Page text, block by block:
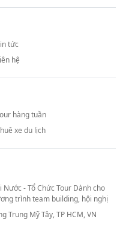
tức
hệ
hàng tuần
xe du lịch
Nước - Tổ Chức Tour Dành cho
trình team building, hội nghị
Trung Mỹ Tây, TP HCM, VN